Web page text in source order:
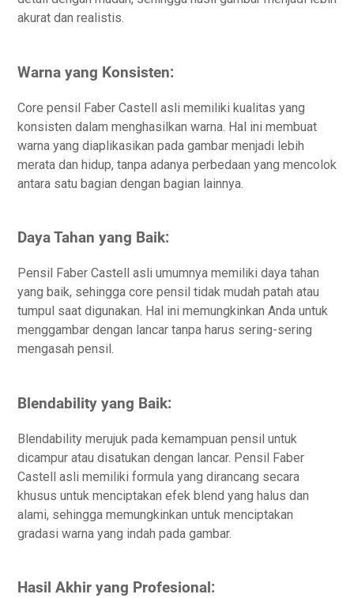
akurat dan realistis.
Warna yang Konsisten:
Core pensil Faber Castell asli memiliki kualitas yang
konsisten dalam menghasilkan warna. Hal ini membuat
warna yang diaplikasikan pada gambar menjadi lebih
merata dan hidup, tanpa adanya perbedaan yang mencolok
antara satu bagian dengan bagian lainnya.
Daya Tahan yang Baik:
Pensil Faber Castell asli umumnya memiliki daya tahan
yang baik, sehingga core pensil tidak mudah patah atau
tumpul saat digunakan. Hal ini memungkinkan Anda untuk
menggambar dengan lancar tanpa harus sering-sering
mengasah pensil.
Blendability yang Baik:
Blendability merujuk pada kemampuan pensil untuk
dicampur atau disatukan dengan lancar. Pensil Faber
Castell asli memiliki formula yang dirancang secara
khusus untuk menciptakan efek blend yang halus dan
alami, sehingga memungkinkan untuk menciptakan
gradasi warna yang indah pada gambar.
Hasil Akhir yang Profesional: